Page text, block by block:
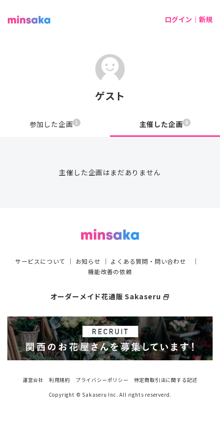
ログイン｜新規
ゲスト
参加した企画 1 主催した企画 0
主催した企画はまだありません
サービスについて ｜ お知らせ ｜ よくある質問・問い合わせ ｜
機能改善の依頼
オーダーメイド花通販 Sakaseru select_window
運営会社 利用規約 プライバシーポリシー
特定商取引法に関する記述
Copyright © Sakaseru Inc. All rights reserverd.